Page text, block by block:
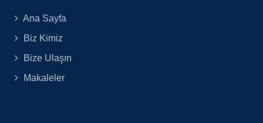
Ana Sayfa
Biz Kimiz
Bize Ulaşın
Makaleler